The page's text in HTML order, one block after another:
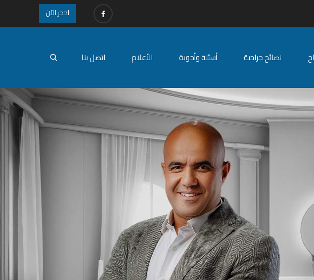
احجز الآن
نصائح جراحية أسئلة وأجوبة الأعلام اتصل بنا